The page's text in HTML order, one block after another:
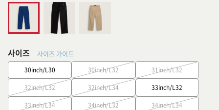
사이즈 사이즈 가이드
30inch/L30 30inch/L32
31inch/L32
32inch/L32
32inch/L34
33inch/L32
33inch/L34
34inch/L32
34inch/L34